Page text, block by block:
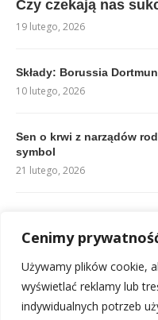
Cenimy
Używamy plików cookie,
wyświetlać reklamy lub
indywidualnych potrzeb
Czy czekają nas
19 lutego, 2026
Składy: Borussia
10 lutego, 2026
Sen o krwi z narządów
symbol
21 lutego, 2026
11 lutego, 2026
Składy Celta Vigo – FC
11 lutego, 2026